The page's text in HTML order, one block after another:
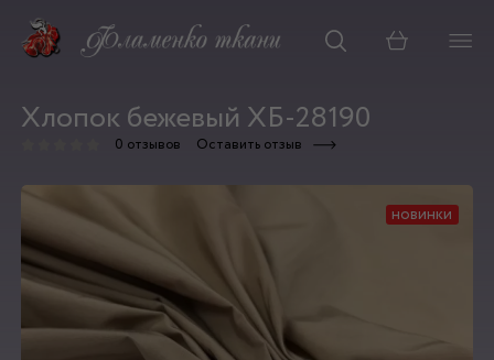
Корзина
Хлопок бежевый ХБ-28190
0 отзывов Оставить отзыв
новинки